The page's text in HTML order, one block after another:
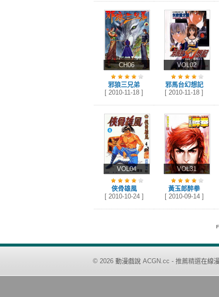
CH06
邪狼三兄弟
[ 2010-11-18 ]
VOL02
邪馬台幻想記
[ 2010-11-18 ]
VOL04
俠骨雄風
[ 2010-10-24 ]
VOL31
黃玉郎醉拳
[ 2010-09-14 ]
© 2026 動漫戲說 ACGN.cc - 推薦精選在線